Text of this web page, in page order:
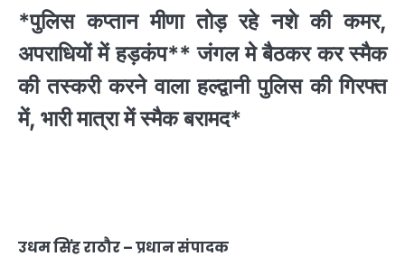
*पुलिस कप्तान मीणा तोड़ रहे नशे की कमर,
अपराधियों में हड़कंप** जंगल मे बैठकर कर स्मैक
की तस्करी करने वाला हल्द्वानी पुलिस की गिरफ्त
में, भारी मात्रा में स्मैक बरामद*
उधम सिंह राठौर – प्रधान संपादक